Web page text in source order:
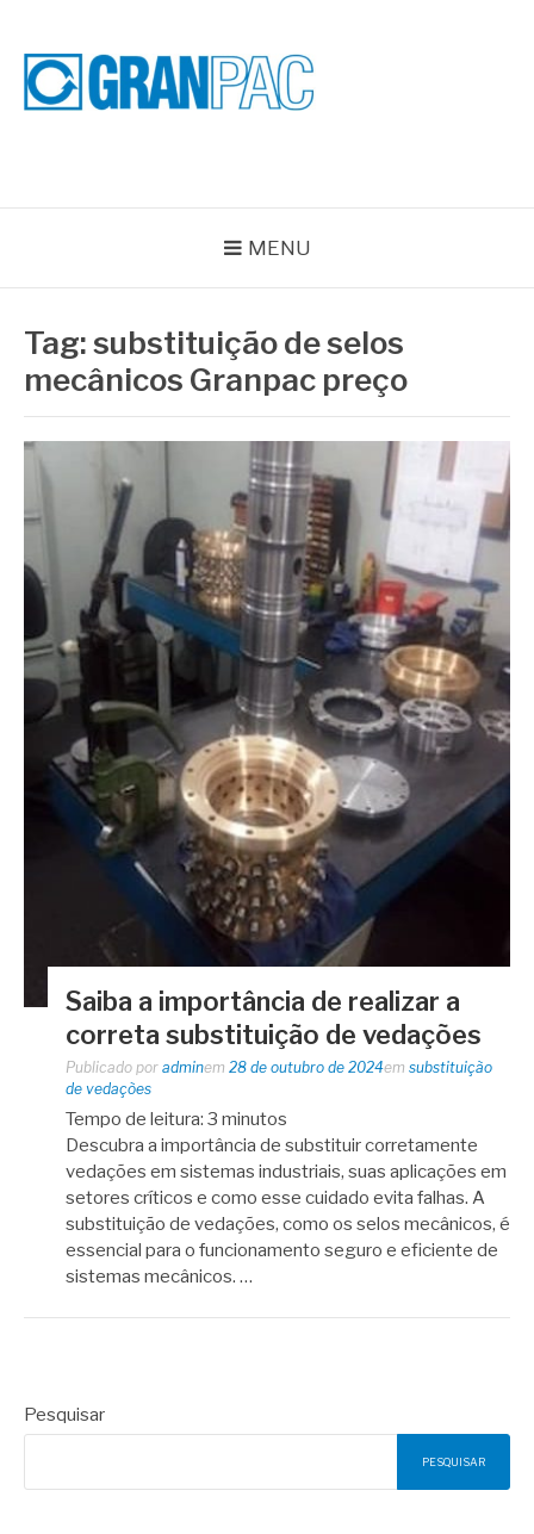
conteúdo
MENU
Tag:substituição de selos
mecânicos Granpac preço
Saiba a importância de realizar a
correta substituição de vedações
Publicado por adminem 28 de outubro de 2024em substituição
de vedações
Tempo de leitura: 3 minutos
Descubra a importância de substituir corretamente
vedações em sistemas industriais, suas aplicações em
setores críticos e como esse cuidado evita falhas. A
substituição de vedações, como os selos mecânicos, é
essencial para o funcionamento seguro e eficiente de
sistemas mecânicos. …
Pesquisar
PESQUISAR